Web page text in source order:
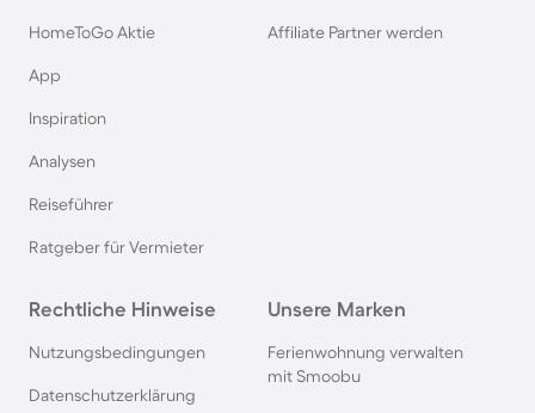
HomeToGo Aktie
App
Inspiration
Analysen
Reiseführer
Ratgeber für Vermieter
Affiliate Partner werden
Rechtliche Hinweise
Nutzungsbedingungen
Datenschutzerklärung
Unsere Marken
Ferienwohnung verwalten
mit Smoobu